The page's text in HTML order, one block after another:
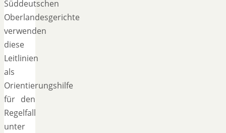
Süddeutschen
Oberlandesgerichte
verwenden
diese
Leitlinien
als
Orientierungshilfe
für den
Regelfall
unter